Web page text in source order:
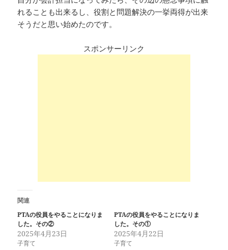
れることも出来るし、役割と問題解決の一挙両得が出来
そうだと思い始めたのです。
スポンサーリンク
関連
PTAの役員をやることになりま
した。その②
2025年4月23日
子育て
PTAの役員をやることになりま
した。その①
2025年4月22日
子育て